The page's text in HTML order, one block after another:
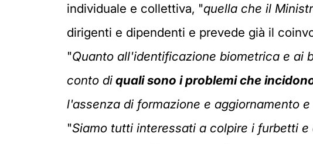
individuale e collettiva, "quella che il
dirigenti e dipendenti e prevede già il
"Quanto all'identificazione biometrica e ai
conto di quali sono i problemi che
l'assenza di formazione e aggiornamento
"Siamo tutti interessati a colpire i furbetti